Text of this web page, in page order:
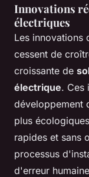
Innovations
électriques
Les innovations
cessent de
croissante de
électrique. Ces
développement
plus
rapides et sans
processus
d'erreur